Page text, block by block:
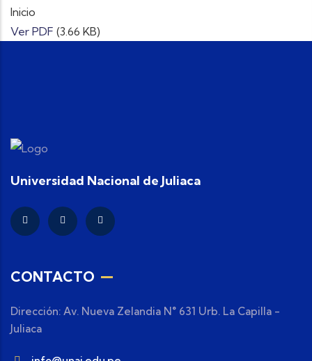
Inicio
Ver PDF (3.66 KB)
Universidad Nacional de Juliaca
CONTACTO
Dirección: Av. Nueva Zelandia N° 631 Urb. La Capilla -
Juliaca